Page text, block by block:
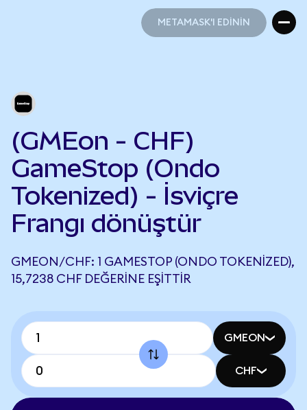
METAMASK'I EDİNİN
(GMEon - CHF)
GameStop (Ondo
Tokenized) - İsviçre
Frangı dönüştür
GMEON/CHF: 1 GAMESTOP (ONDO TOKENIZED),
15,7238 CHF DEĞERINE EŞITTIR
GMEON
CHF